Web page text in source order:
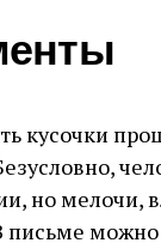
кусочки
но мелочи,
можно